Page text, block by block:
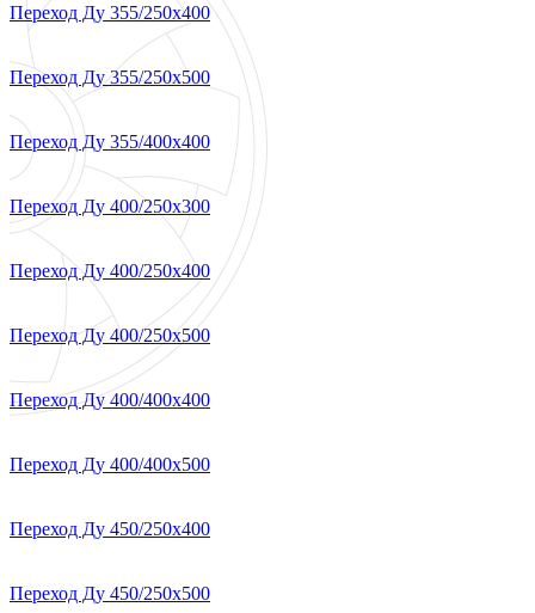
Переход Ду 355/250х400
Переход Ду 355/250х500
Переход Ду 355/400х400
Переход Ду 400/250х300
Переход Ду 400/250х400
Переход Ду 400/250х500
Переход Ду 400/400х400
Переход Ду 400/400х500
Переход Ду 450/250х400
Переход Ду 450/250х500